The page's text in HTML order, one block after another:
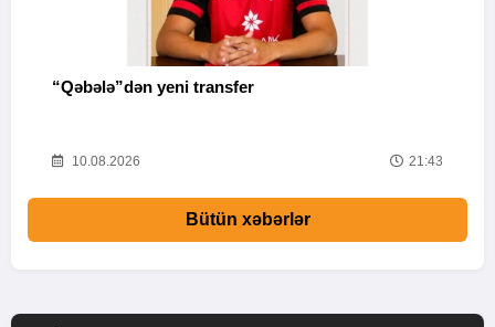
“Qəbələ”dən yeni transfer
10.08.2026 21:43
Bütün xəbərlər